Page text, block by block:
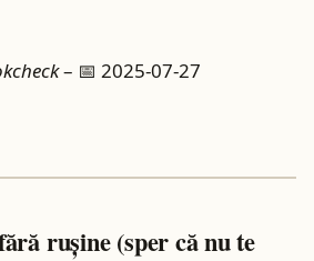
– 📅 2025-07-27
rușine (sper că nu te